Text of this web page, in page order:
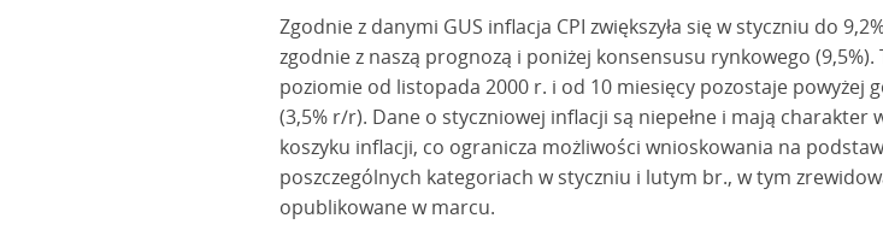
Zgodnie z danymi GUS inflacja CPI zwiększyła się w styczniu do
zgodnie z naszą prognozą i poniżej konsensusu rynkowego
poziomie od listopada 2000 r. i od 10 miesięcy pozostaje powyżej
(3,5% r/r). Dane o styczniowej inflacji są niepełne i mają charakter
koszyku inflacji, co ogranicza możliwości wnioskowania na
poszczególnych kategoriach w styczniu i lutym br., w tym
opublikowane w marcu.